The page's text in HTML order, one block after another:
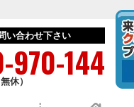
い合わせ下さい
970-144
休）